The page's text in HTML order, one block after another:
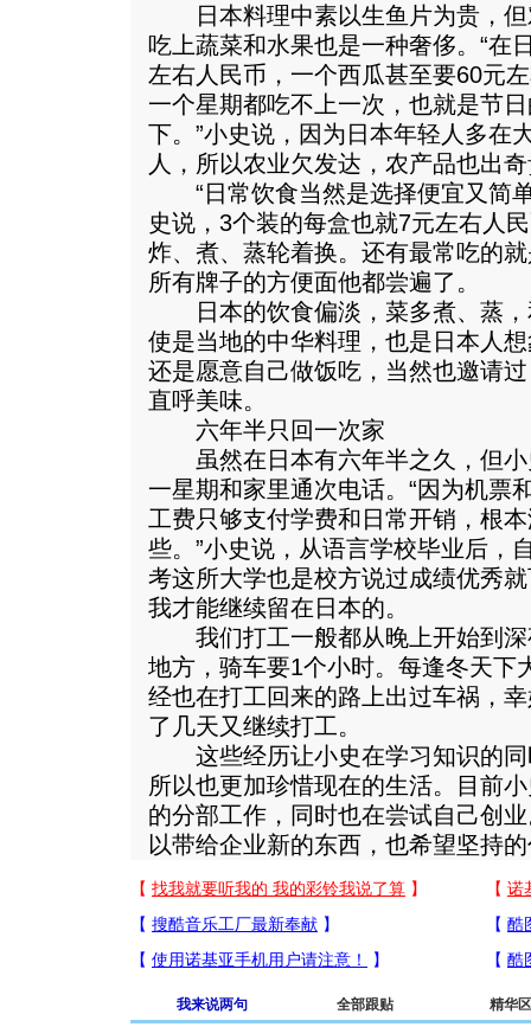
日本料理中素以生鱼片为贵，但
吃上蔬菜和水果也是一种奢侈。“在
左右人民币，一个西瓜甚至要60元
一个星期都吃不上一次，也就是节
下。”小史说，因为日本年轻人多在
人，所以农业欠发达，农产品也出
“日常饮食当然是选择便宜又简
史说，3个装的每盒也就7元左右人
炸、煮、蒸轮着换。还有最常吃的
所有牌子的方便面他都尝遍了。
日本的饮食偏淡，菜多煮、蒸，
使是当地的中华料理，也是日本人
还是愿意自己做饭吃，当然也邀请
直呼美味。
六年半只回一次家
虽然在日本有六年半之久，但小
一星期和家里通次电话。“因为机票
工费只够支付学费和日常开销，根
些。”小史说，从语言学校毕业后，
考这所大学也是校方说过成绩优秀
我才能继续留在日本的。
我们打工一般都从晚上开始到深
地方，骑车要1个小时。每逢冬天下
经也在打工回来的路上出过车祸，
了几天又继续打工。
这些经历让小史在学习知识的同
所以也更加珍惜现在的生活。目前
的分部工作，同时也在尝试自己创
以带给企业新的东西，也希望坚持
我来说两句 全部跟贴 精华区